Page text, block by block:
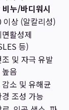
비누/바디워시
상 (알칼리성)
활성제
등)
및 자극 유발
음
소 및 유해균
조성 가능